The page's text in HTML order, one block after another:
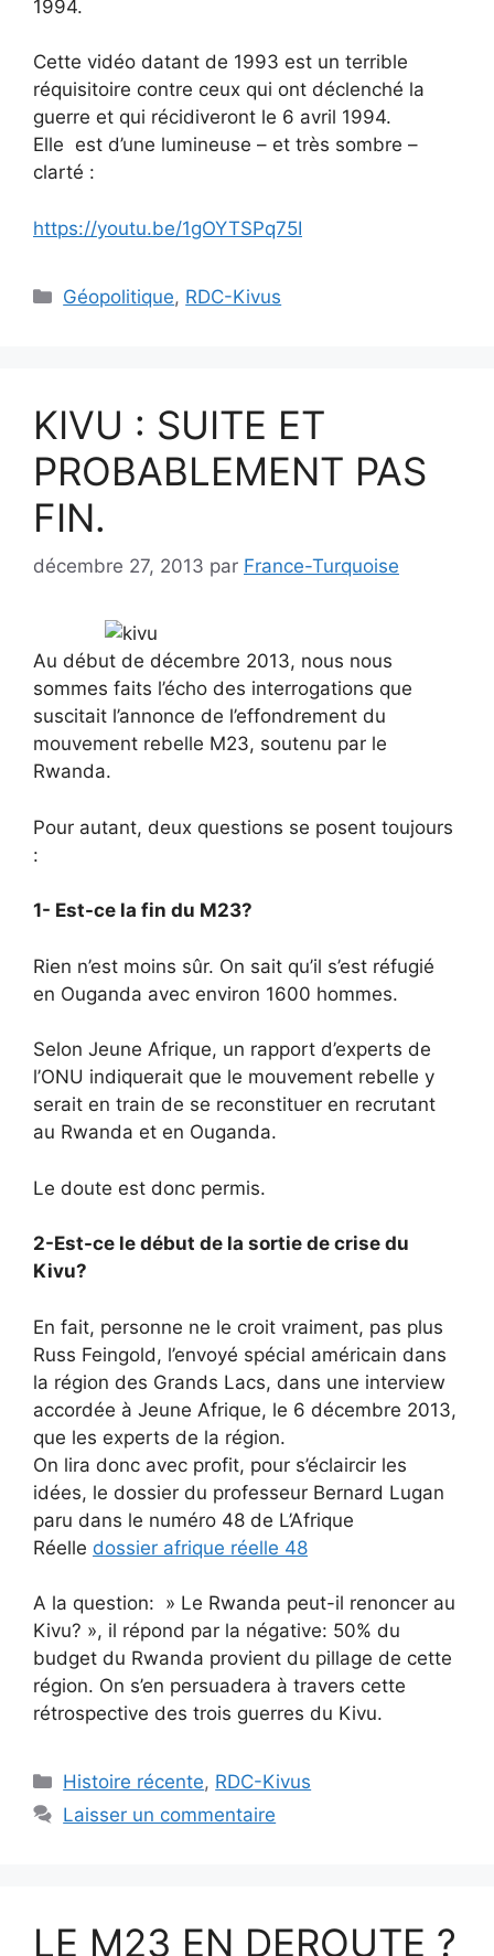
1994.
Cette vidéo datant de 1993 est un terrible
réquisitoire contre ceux qui ont déclenché la
guerre et qui récidiveront le 6 avril 1994.
Elle est d’une lumineuse – et très sombre –
clarté :
https://youtu.be/1gOYTSPq75I
Catégories
Géopolitique, RDC-Kivus
KIVU : SUITE ET
PROBABLEMENT PAS
FIN.
décembre 27, 2013 par France-Turquoise
Au début de décembre 2013, nous nous
sommes faits l’écho des interrogations que
suscitait l’annonce de l’effondrement du
mouvement rebelle M23, soutenu par le
Rwanda.
Pour autant, deux questions se posent toujours
:
1- Est-ce la fin du M23?
Rien n’est moins sûr. On sait qu’il s’est réfugié
en Ouganda avec environ 1600 hommes.
Selon Jeune Afrique, un rapport d’experts de
l’ONU indiquerait que le mouvement rebelle y
serait en train de se reconstituer en recrutant
au Rwanda et en Ouganda.
Le doute est donc permis.
2-Est-ce le début de la sortie de crise du
Kivu?
En fait, personne ne le croit vraiment, pas plus
Russ Feingold, l’envoyé spécial américain dans
la région des Grands Lacs, dans une interview
accordée à Jeune Afrique, le 6 décembre 2013,
que les experts de la région.
On lira donc avec profit, pour s’éclaircir les
idées, le dossier du professeur Bernard Lugan
paru dans le numéro 48 de L’Afrique
Réelle dossier afrique réelle 48
A la question: » Le Rwanda peut-il renoncer au
Kivu? », il répond par la négative: 50% du
budget du Rwanda provient du pillage de cette
région. On s’en persuadera à travers cette
rétrospective des trois guerres du Kivu.
Catégories
Histoire récente, RDC-Kivus
Laisser un commentaire
LE M23 EN DEROUTE ?